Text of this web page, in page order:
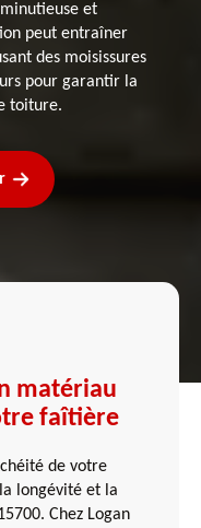
et
peut entraîner
des moisissures
pour garantir la
toiture.
matériau
faîtière
de votre
longévité et la
Chez Logan